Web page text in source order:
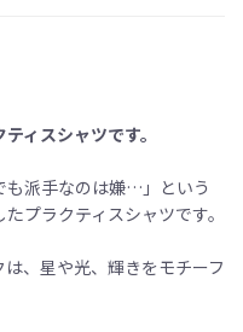
ィスシャツです。
も派手なのは嫌…」という
プラクティスシャツです。
、星や光、輝きをモチーフ